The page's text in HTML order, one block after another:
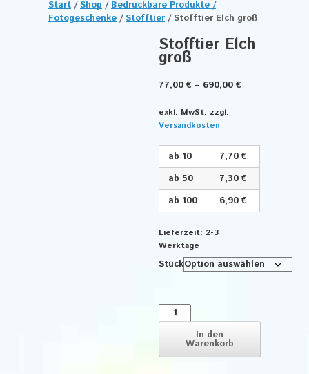
Start /Shop /Bedruckbare Produkte /
Fotogeschenke /Stofftier / Stofftier Elch groß
Stofftier Elch
groß
77,00€ – 690,00€
exkl. MwSt. zzgl.
Versandkosten
ab 10
7,70 €
ab 50
7,30 €
ab 100
6,90 €
Lieferzeit: 2-3
Werktage
Stück
Stofftier
Elch
Menge
In den
Warenkorb